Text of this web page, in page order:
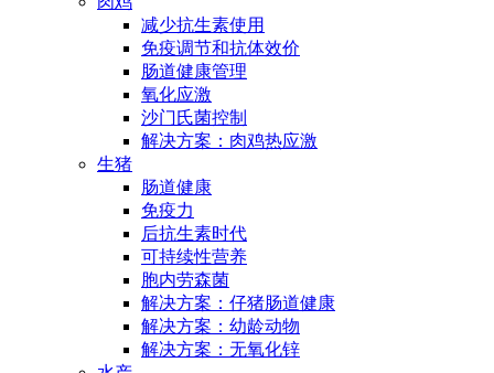
减少抗生素使用
免疫调节和抗体效价
肠道健康管理
氧化应激
沙门氏菌控制
解决方案：肉鸡热应激
生猪
肠道健康
免疫力
后抗生素时代
可持续性营养
胞内劳森菌
解决方案：仔猪肠道健康
解决方案：幼龄动物
解决方案：无氧化锌